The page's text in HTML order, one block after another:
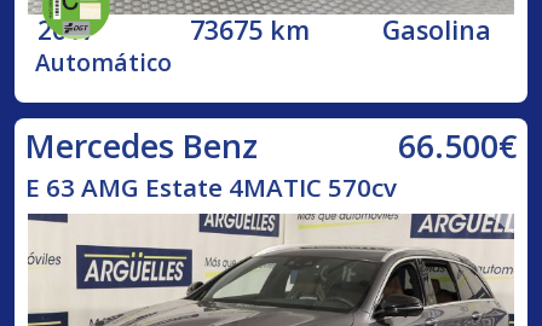
2017 73675 km Gasolina
Automático
Mercedes Benz 66.500€
E 63 AMG Estate 4MATIC 570cv